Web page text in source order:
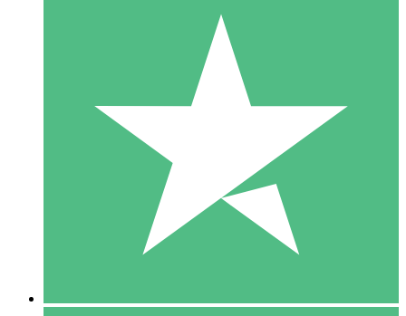
Pacotes de Créditos Individuais
Pague conforme o uso com créditos de download. Sem
1000